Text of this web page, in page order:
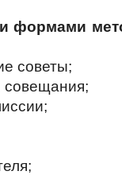
формами
советы;
совещания;